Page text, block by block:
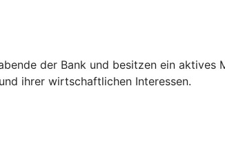
der Bank und besitzen ein aktives
ihrer wirtschaftlichen Interessen.